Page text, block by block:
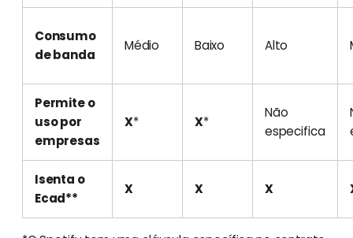
Consumo
de banda
Médio Baixo Alto
Permite o
uso por
empresas
X* X*
Não
especifica
Isenta o
Ecad**
X X X